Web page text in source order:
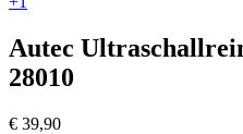
Autec
28010
€ 39,90